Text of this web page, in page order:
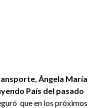
Ángela María
País del pasado
que en los próximos